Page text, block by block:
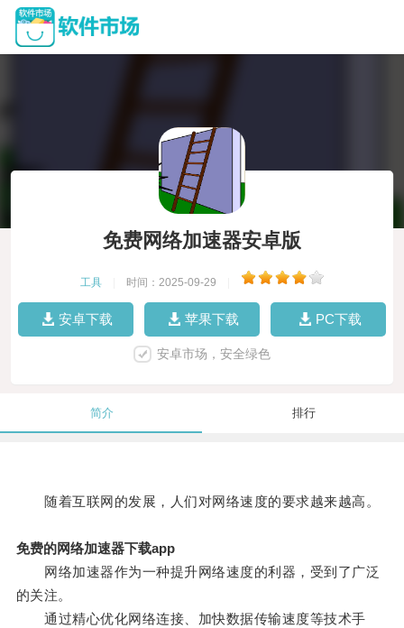
免费网络加速器安卓版
工具 时间：2025-09-29
安卓下载 苹果下载 PC下载
安卓市场，安全绿色
简介 排行
随着互联网的发展，人们对网络速度的要求越来越高。
免费的网络加速器下载app
网络加速器作为一种提升网络速度的利器，受到了广泛
的关注。
通过精心优化网络连接、加快数据传输速度等技术手